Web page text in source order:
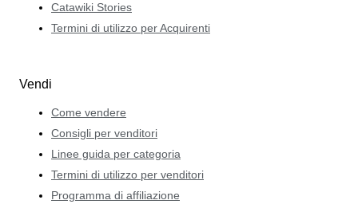
Catawiki Stories
Termini di utilizzo per Acquirenti
Vendi
Come vendere
Consigli per venditori
Linee guida per categoria
Termini di utilizzo per venditori
Programma di affiliazione